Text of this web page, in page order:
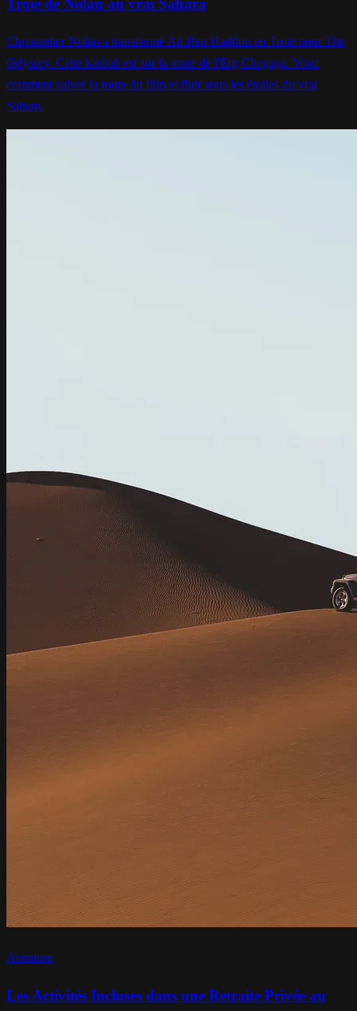
Christopher Nolan a transformé Aït Ben Haddou en Troie pour The
Odyssey. Cette kasbah est sur la route de l'Erg Chegaga. Voici
comment suivre la route du film et finir sous les étoiles du vrai
Sahara.
Aventure
Les Activités Incluses dans une Retraite Privée au